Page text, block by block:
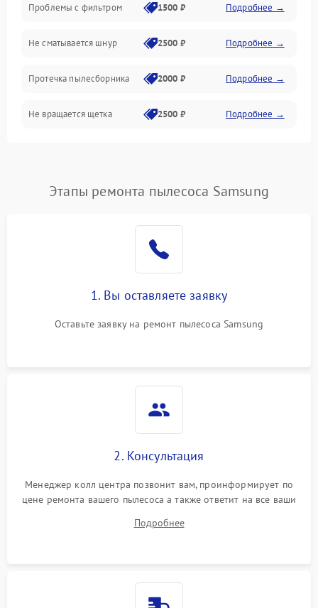
Проблемы с фильтром 1500 ₽ Подробнее →
Не сматывается шнур 2500 ₽ Подробнее →
Протечка пылесборника 2000 ₽ Подробнее →
Не вращается щетка 2500 ₽ Подробнее →
Поломка контейнера для
пыли
1500 ₽ Подробнее →
Этапы ремонта пылесоса Samsung
1. Вы оставляете заявку
Оставьте заявку на ремонт пылесоса Samsung
2. Консультация
Менеджер колл центра позвонит вам, проинформирует по
цене ремонта вашего пылесоса а также ответит на все ваши
Подробнее